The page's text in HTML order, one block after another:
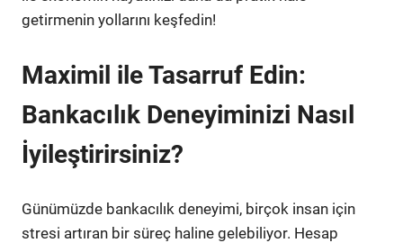
getirmenin yollarını keşfedin!
Maximil ile Tasarruf Edin:
Bankacılık Deneyiminizi Nasıl
İyileştirirsiniz?
Günümüzde bankacılık deneyimi, birçok insan için
stresi artıran bir süreç haline gelebiliyor. Hesap